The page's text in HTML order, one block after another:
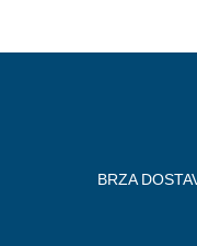
BRZA